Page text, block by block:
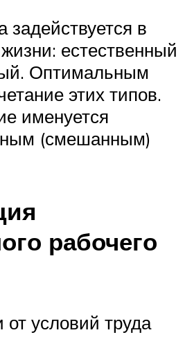
задействуется в
естественный
Оптимальным
этих типов.
именуется
(смешанным)
рабочего
условий труда